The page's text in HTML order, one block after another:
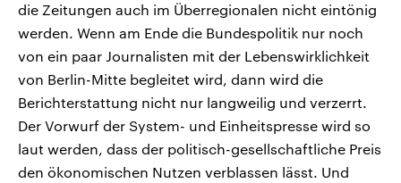
die Zeitungen auch im Überregionalen nicht eintönig
werden. Wenn am Ende die Bundespolitik nur noch
von ein paar Journalisten mit der Lebenswirklichkeit
von Berlin-Mitte begleitet wird, dann wird die
Berichterstattung nicht nur langweilig und verzerrt.
Der Vorwurf der System- und Einheitspresse wird so
laut werden, dass der politisch-gesellschaftliche Preis
den ökonomischen Nutzen verblassen lässt. Und